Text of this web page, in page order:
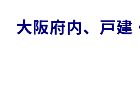
大阪府内、戸建